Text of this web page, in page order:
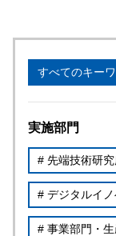
すべてのキー
実施部門
# 先端技術研
# デジタルイ
# 事業部門・